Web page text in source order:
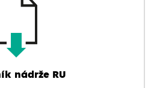
nádrže RU